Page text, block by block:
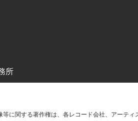
所
に関する著作権は、各レコード会社、アーティ